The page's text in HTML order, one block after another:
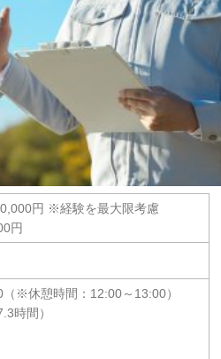
円 ※経験を最大限考慮
円
※休憩時間：12:00～13:00）
時間）